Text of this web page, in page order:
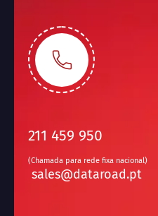
211 459 950
(Chamada para rede fixa nacional)
sales@dataroad.pt